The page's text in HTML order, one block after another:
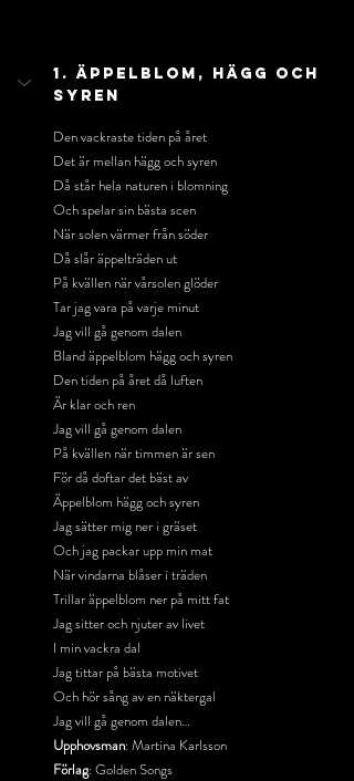
1. Äppelblom, Hägg Och
Syren
Den vackraste tiden på året
Det är mellan hägg och syren
Då står hela naturen i blomning
Och spelar sin bästa scen
När solen värmer från söder
Då slår äppelträden ut
På kvällen när vårsolen glöder
Tar jag vara på varje minut
Jag vill gå genom dalen
Bland äppelblom hägg och syren
Den tiden på året då luften
Är klar och ren
Jag vill gå genom dalen
På kvällen när timmen är sen
För då doftar det bäst av
Äppelblom hägg och syren
Jag sätter mig ner i gräset
Och jag packar upp min mat
När vindarna blåser i träden
Trillar äppelblom ner på mitt fat
Jag sitter och njuter av livet
I min vackra dal
Jag tittar på bästa motivet
Och hör sång av en näktergal
Jag vill gå genom dalen…
Upphovsman: Martina Karlsson
Förlag: Golden Songs